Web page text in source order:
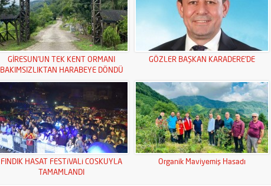
GİRESUN’UN TEK KENT ORMANI
BAKIMSIZLIKTAN HARABEYE DÖNDÜ
GÖZLER BAŞKAN KARADERE’DE
FINDIK HASAT FESTiVALi COSKUYLA
TAMAMLANDI
Organik Maviyemiş Hasadı